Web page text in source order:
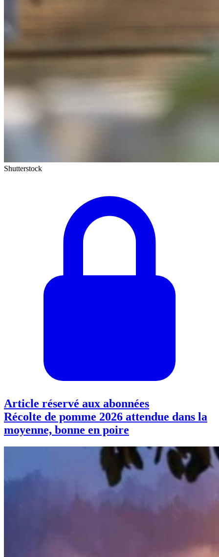
Shutterstock
Article réservé aux abonnées
Récolte de pomme 2026 attendue dans la
moyenne, bonne en poire